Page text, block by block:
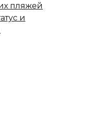
пляжей
и